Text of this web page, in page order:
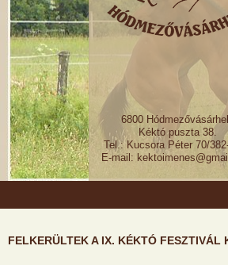
6800
Kéktó puszta 38.
Tel.: Kucsora Péter 70/
E-mail:
FELKERÜLTEK A IX. KÉKTÓ FESZTIVÁL